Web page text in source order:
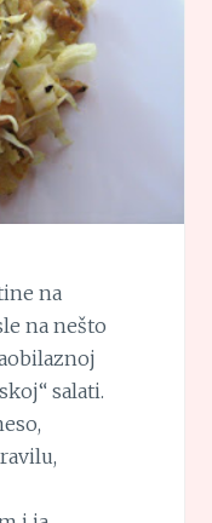
na
na nešto
salati.